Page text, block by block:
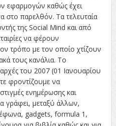
εφαρμογών καθώς έχει
στο παρελθόν. Τα τελευταία
της Social Mind και από
να φέρουν
τρόπο με τον οποίο χτίζουν
τους κανάλια. Το
του 2007 (01 Ιανουαρίου
φροντίζουμε να
ενημέρωσης και
γράφει, μεταξύ άλλων,
gadgets, formula 1,